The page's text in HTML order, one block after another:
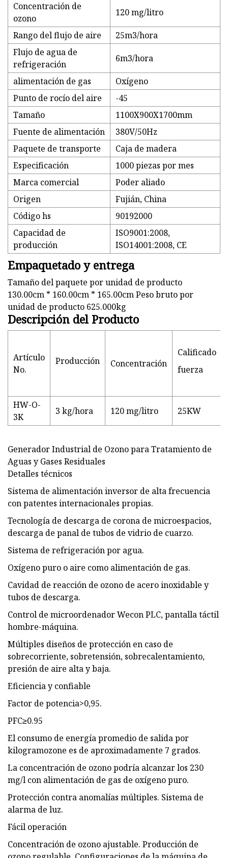
Concentración de
ozono
120 mg/litro
Rango del flujo de aire
25m3/hora
Flujo de agua de
refrigeración
6m3/hora
alimentación de gas
Oxígeno
Punto de rocío del aire
-45
Tamaño
1100X900X1700mm
Fuente de alimentación
380V/50Hz
Paquete de transporte
Caja de madera
Especificación
1000 piezas por mes
Marca comercial
Poder aliado
Origen
Fujián, China
Código hs
90192000
Capacidad de
producción
ISO9001:2008,
ISO14001:2008, CE
Empaquetado y entrega
Tamaño del paquete por unidad de producto
130.00cm * 160.00cm * 165.00cm Peso bruto por
unidad de producto 625.000kg
Descripción del Producto
Artículo
No.
Producción Concentración
Calificado
fuerza
HW-O-
3K
3 kg/hora 120 mg/litro 25KW
Generador Industrial de Ozono para Tratamiento de
Aguas y Gases Residuales
Detalles técnicos
Sistema de alimentación inversor de alta frecuencia
con patentes internacionales propias.
Tecnología de descarga de corona de microespacios,
descarga de panal de tubos de vidrio de cuarzo.
Sistema de refrigeración por agua.
Oxígeno puro o aire como alimentación de gas.
Cavidad de reacción de ozono de acero inoxidable y
tubos de descarga.
Control de microordenador Wecon PLC, pantalla táctil
hombre-máquina.
Múltiples diseños de protección en caso de
sobrecorriente, sobretensión, sobrecalentamiento,
presión de aire alta y baja.
Eficiencia y confiable
Factor de potencia>0,95.
PFC≥0.95
El consumo de energía promedio de salida por
kilogramozone es de aproximadamente 7 grados.
La concentración de ozono podría alcanzar los 230
mg/l con alimentación de gas de oxígeno puro.
Protección contra anomalías múltiples. Sistema de
alarma de luz.
Fácil operación
Concentración de ozono ajustable. Producción de